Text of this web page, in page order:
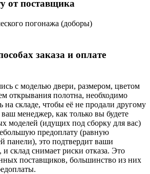
от поставщика
погонажа (доборы)
заказа и оплате
с моделью двери, размером, цветом
открывания полотна, необходимо
на складе, чтобы её не продали другому
менеджер, как только вы будете
моделей (идущих под сборку для вас)
предоплату (равную
панели), это подтвердит ваши
и склад снимает риски отказа. Это
поставщиков, большинство из них